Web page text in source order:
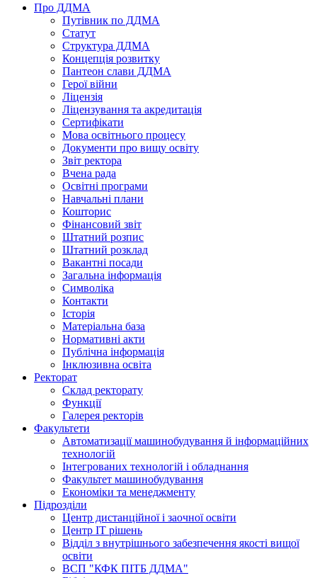
Про ДДМА
Путівник по ДДМА
Статут
Структура ДДМА
Концепція розвитку
Пантеон слави ДДМА
Герої війни
Ліцензія
Ліцензування та акредитація
Сертифікати
Мова освітнього процесу
Документи про вищу освіту
Звіт ректора
Вчена рада
Освітні програми
Навчальні плани
Кошторис
Фінансовий звіт
Штатний розпис
Штатний розклад
Вакантні посади
Загальна інформація
Символіка
Контакти
Історія
Матеріальна база
Нормативні акти
Публічна інформація
Інклюзивна освіта
Ректорат
Склад ректорату
Функції
Галерея ректорів
Факультети
Автоматизації машинобудування й інформаційних
технологій
Інтегрованих технологій і обладнання
Факультет машинобудування
Економіки та менеджменту
Підрозділи
Центр дистанційної і заочної освіти
Центр ІТ рішень
Відділ з внутрішнього забезпечення якості вищої
освіти
ВСП "КФК ПІТБ ДДМА"